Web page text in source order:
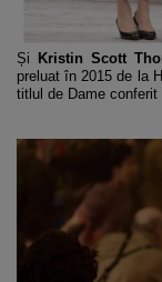
Și Kristin Scott
preluat în 2015 de la
titlul de Dame